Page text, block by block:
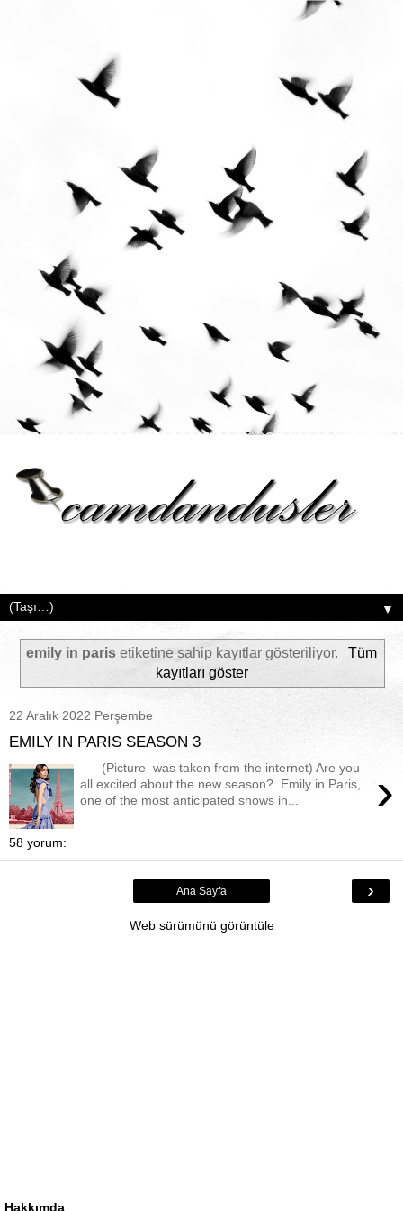
▼
emily in paris etiketine sahip kayıtlar gösteriliyor.
Tüm
kayıtları göster
22 Aralık 2022 Perşembe
EMILY IN PARIS SEASON 3
›
(Picture was taken from the internet) Are you
all excited about the new season? Emily in Paris,
one of the most anticipated shows in...
58 yorum:
›
Ana Sayfa
Web sürümünü görüntüle
Hakkımda